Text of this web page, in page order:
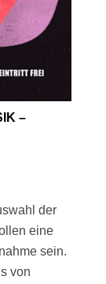
–
der
eine
sein.
von